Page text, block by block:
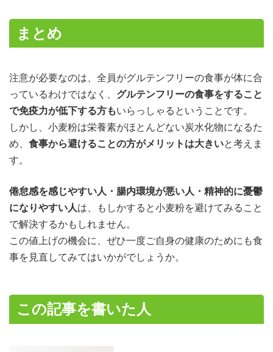
まとめ
注意が必要なのは、全員がグルテンフリーの食事が体に合
っているわけではなく、 グルテンフリーの食事をすること
で免疫力が低下する方もいらっしゃるということです。
しかし、小麦粉は栄養素がほとんどない炭水化物になるた
め、 食事から避けることの方がメリットは大きいと考えま
す。
倦怠感を感じやすい人・腸内環境が悪い人・精神的に憂鬱
になりやすい人は、もしかすると小麦粉を避けてみること
で解決するかもしれません。
この値上げの機会に、ぜひ一度ご自身の健康のためにも食
事を見直してみてはいかがでしょうか。
この記事を書いた人